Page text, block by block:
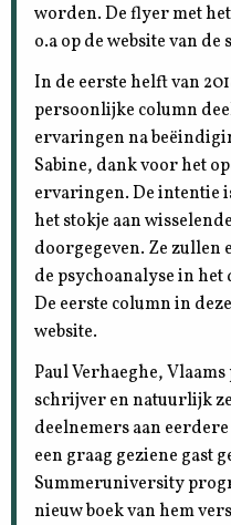
worden. De flyer met
o.a op de website van
In de eerste helft van
persoonlijke column
ervaringen na
Sabine, dank voor het
ervaringen. De intentie
het stokje aan
doorgegeven. Ze zullen
de psychoanalyse in
De eerste column in
website.
Paul Verhaeghe,
schrijver en natuurlijk
deelnemers aan
een graag geziene gast
Summeruniversity
nieuw boek van hem